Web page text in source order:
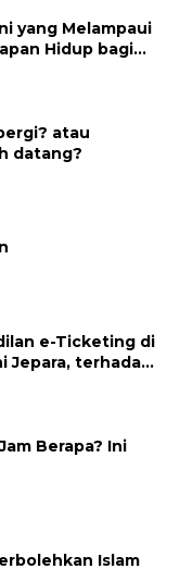
yang Melampaui
atau
datang?
e-Ticketing di
Jepara, terhadap
Berapa? Ini
Islam